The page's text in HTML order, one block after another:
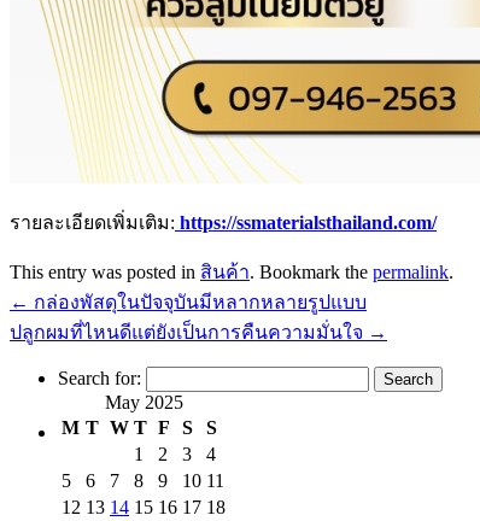
รายละเอียดเพิ่มเติม: https://ssmaterialsthailand.com/
This entry was posted in สินค้า. Bookmark the permalink.
← กล่องพัสดุในปัจจุบันมีหลากหลายรูปแบบ
ปลูกผมที่ไหนดีแต่ยังเป็นการคืนความมั่นใจ →
Search for:
May 2025
M T W T F S
S
1
2 3
4
5
6 7 8 9 10 11
12 13 14 15 16 17 18